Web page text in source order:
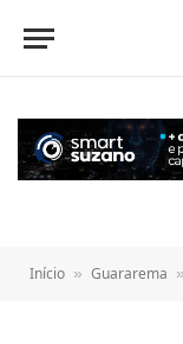
conteúdo
Início » Guararema »